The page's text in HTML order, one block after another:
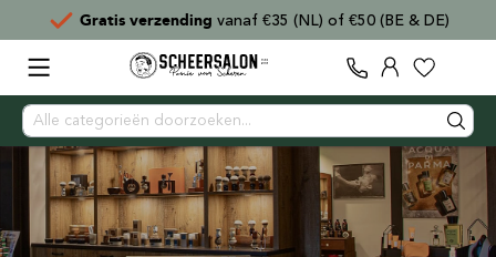
Gratis verzending vanaf €35 (NL) of €50 (BE & DE)